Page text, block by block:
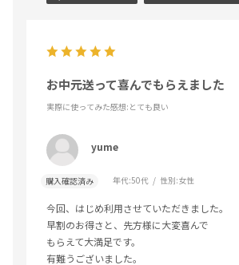
お中元送って喜んでもらえました
実際に使ってみた感想:とても良い
yume
購入確認済み 年代:50代 性別:女性
今回、はじめ利用させていただきました。
早割のお得さと、先方様に大変喜んで
もらえて大満足です。
有難うございました。